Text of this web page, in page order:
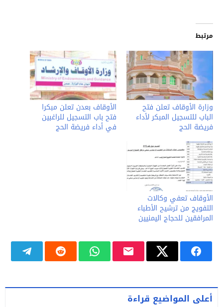
مرتبط
وزارة الأوقاف تعلن فتح
الباب للتسجيل المبكر لأداء
فريضة الحج
الأوقاف بعدن تعلن مبكرا
فتح باب التسجيل للراغبين
في أداء فريضة الحج
الأوقاف تعفي وكالات
التفويج من ترشيح الأطباء
المرافقين للحجاج اليمنيين
أعلى المواضيع قراءة